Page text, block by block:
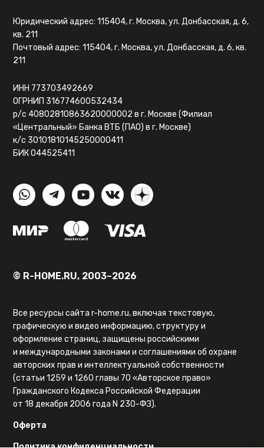
Юридический адрес: 115404, г. Москва, ул. Донбасская, д. 6,
кв. 211
Почтовый адрес: 115404, г. Москва, ул. Донбасская, д. 6, кв.
211
ИНН 773703492669
ОГРНИП 316774600532434
р/с 40802810863620000002 в г. Москве (Филиал
«Центральный» Банка ВТБ (ПАО) в г. Москве)
к/с 30101810145250000411
БИК 044525411
© R-HOME.RU, 2003–2026
Все ресурсы сайта r-home.ru, включая текстовую,
графическую и видео информацию, структуру и
оформление страниц, защищены российскими
и международными законами и соглашениями об охране
авторских прав и интеллектуальной собственности
(статьи 1259 и 1260 главы 70 «Авторское право»
Гражданского Кодекса Российской Федерации
от 18 декабря 2006 года N 230-ФЗ).
Оферта